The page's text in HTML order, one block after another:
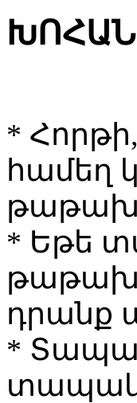
*
համեղ
* Եթե
դրանք
*